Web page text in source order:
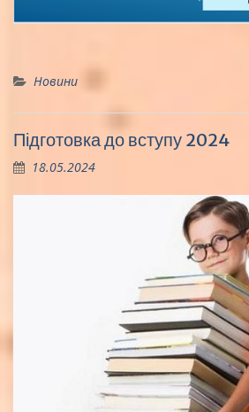
Новини
Підготовка до вступу 2024
18.05.2024